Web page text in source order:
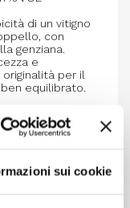
sui cookie
di un vitigno
con
genziana.
e
per il
equilibrato.
ancora
originalissimo
di cacao
modo